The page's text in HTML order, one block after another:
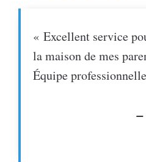
« Excellent service
la maison de mes
Équipe